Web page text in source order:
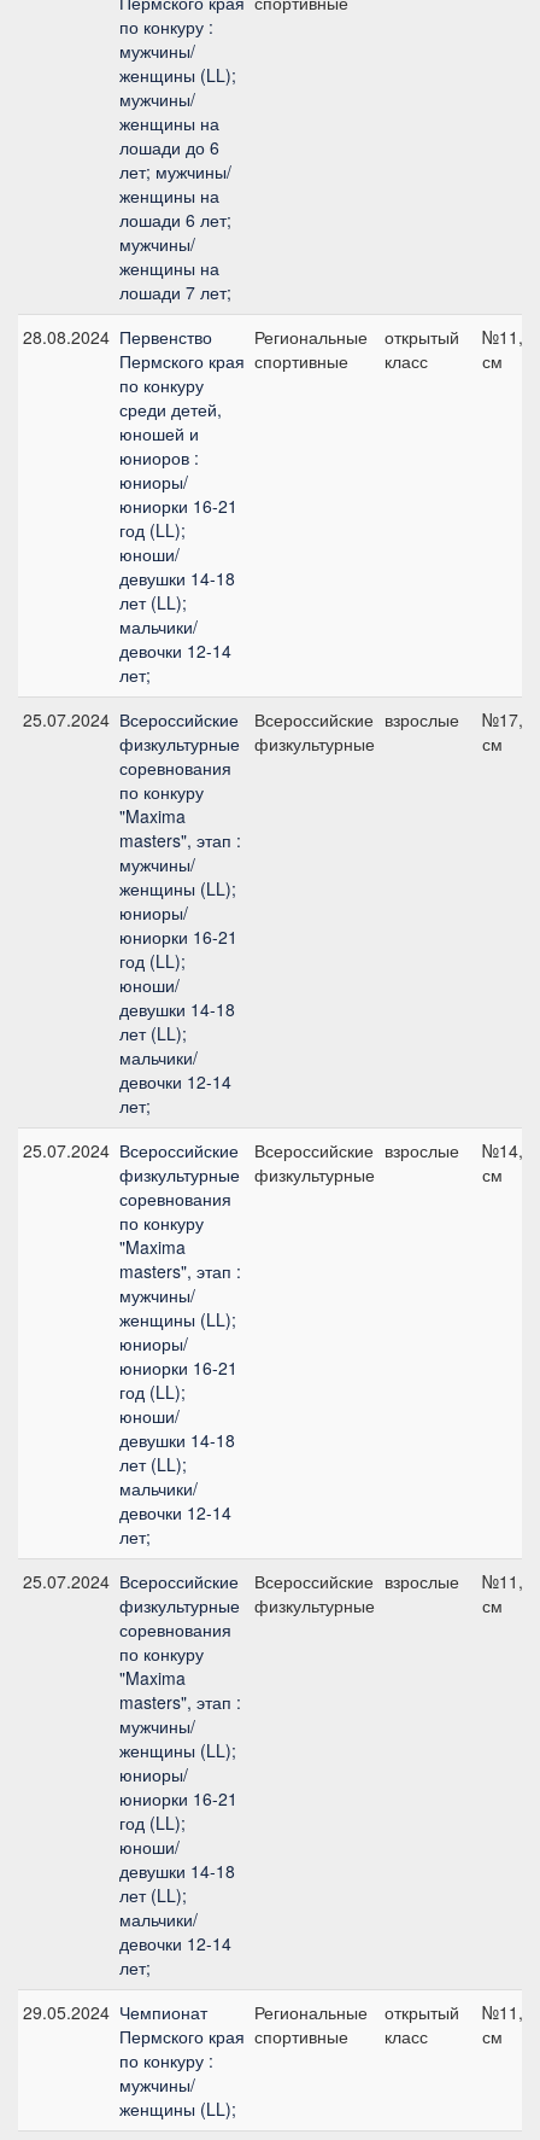
по конкуру :
мужчины/
женщины (LL);
мужчины/
женщины на
лошади до 6
лет; мужчины/
женщины на
лошади 6 лет;
мужчины/
женщины на
лошади 7 лет;
28.08.2024 Первенство
Пермского края
по конкуру
среди детей,
юношей и
юниоров :
юниоры/
юниорки 16-21
год (LL);
юноши/
девушки 14-18
лет (LL);
мальчики/
девочки 12-14
лет;
Региональные
спортивные
открытый
класс
№11,
см
25.07.2024 Всероссийские
физкультурные
соревнования
по конкуру
"Maxima
masters", этап :
мужчины/
женщины (LL);
юниоры/
юниорки 16-21
год (LL);
юноши/
девушки 14-18
лет (LL);
мальчики/
девочки 12-14
лет;
Всероссийские
физкультурные
взрослые
№17,
см
25.07.2024 Всероссийские
физкультурные
соревнования
по конкуру
"Maxima
masters", этап :
мужчины/
женщины (LL);
юниоры/
юниорки 16-21
год (LL);
юноши/
девушки 14-18
лет (LL);
мальчики/
девочки 12-14
лет;
Всероссийские
физкультурные
взрослые
№14,
см
25.07.2024 Всероссийские
физкультурные
соревнования
по конкуру
"Maxima
masters", этап :
мужчины/
женщины (LL);
юниоры/
юниорки 16-21
год (LL);
юноши/
девушки 14-18
лет (LL);
мальчики/
девочки 12-14
лет;
Всероссийские
физкультурные
взрослые
№11,
см
29.05.2024 Чемпионат
Пермского края
по конкуру :
мужчины/
женщины (LL);
Региональные
спортивные
открытый
класс
№11,
см